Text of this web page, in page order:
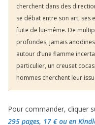
cherchent dans des
se débat entre son art, ses
fuite de lui-même. De
profondes, jamais
autour d’une flamme
particulier, un creuset
hommes cherchent leur
Pour commander, cliquer
295 pages, 17 €ou en